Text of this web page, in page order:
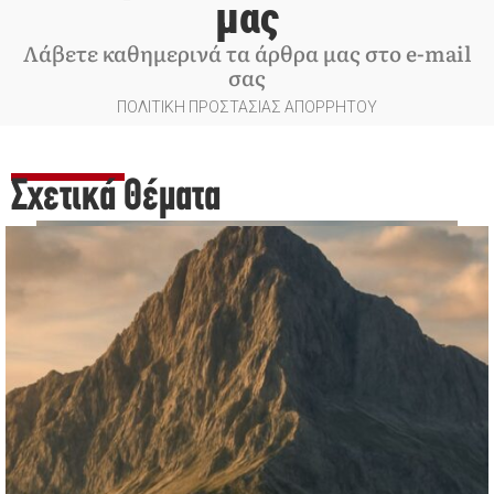
μας
Λάβετε καθημερινά τα άρθρα μας στο e-mail
σας
ΠΟΛΙΤΙΚΗ ΠΡΟΣΤΑΣΙΑΣ ΑΠΟΡΡΗΤΟΥ
Σχετικά Θέματα